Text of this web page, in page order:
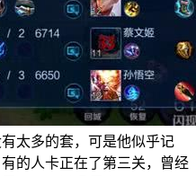
太多的套，可是他似乎记
的人卡正在了第三关，曾经